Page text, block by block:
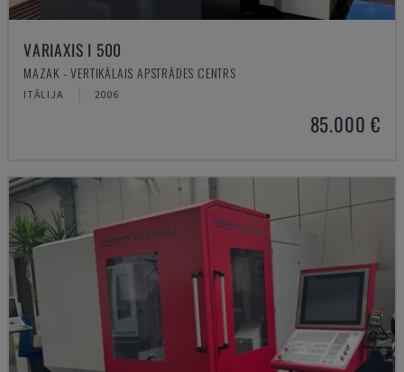
VARIAXIS I 500
MAZAK - VERTIKĀLAIS APSTRĀDES CENTRS
ITĀLIJA 2006
85.000 €